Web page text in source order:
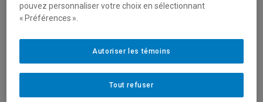
pouvez personnaliser votre choix en sélectionnant
« Préférences ».
Tout refuser
Autoriser les témoins